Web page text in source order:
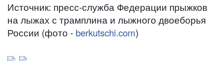
Источник: пресс-служба Федерации прыжков
на лыжах с трамплина и лыжного двоеборья
России (фото - berkutschi.com)